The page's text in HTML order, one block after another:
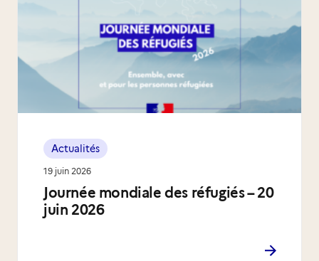
Journée mondiale des réfugiés – 20
juin 2026
Actualités
19 juin 2026